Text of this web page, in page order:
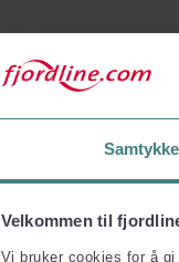
Samtykke
Velkommen til
Vi bruker cookies for å